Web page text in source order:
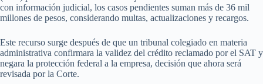
con información judicial, los casos pendientes suman más de 36 mil
millones de pesos, considerando multas, actualizaciones y recargos.
Este recurso surge después de que un tribunal colegiado en materia
administrativa confirmara la validez del crédito reclamado por el SAT y
negara la protección federal a la empresa, decisión que ahora será
revisada por la Corte.